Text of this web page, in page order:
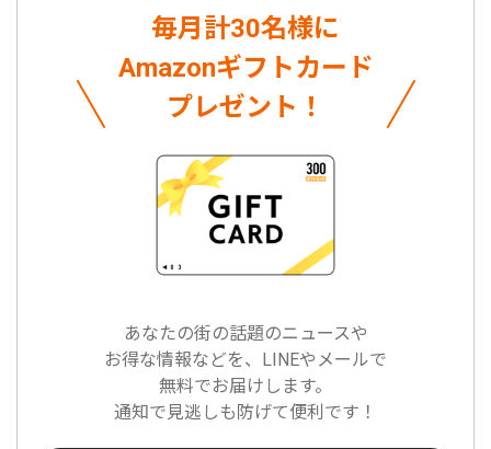
毎月計30名様に
Amazonギフトカード
プレゼント！
あなたの街の話題のニュースや
お得な情報などを、LINEやメールで
無料でお届けします。
通知で見逃しも防げて便利です！